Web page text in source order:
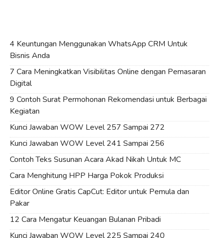
4 Keuntungan Menggunakan WhatsApp CRM Untuk
Bisnis Anda
7 Cara Meningkatkan Visibilitas Online dengan Pemasaran
Digital
9 Contoh Surat Permohonan Rekomendasi untuk Berbagai
Kegiatan
Kunci Jawaban WOW Level 257 Sampai 272
Kunci Jawaban WOW Level 241 Sampai 256
Contoh Teks Susunan Acara Akad Nikah Untuk MC
Cara Menghitung HPP Harga Pokok Produksi
Editor Online Gratis CapCut: Editor untuk Pemula dan
Pakar
12 Cara Mengatur Keuangan Bulanan Pribadi
Kunci Jawaban WOW Level 225 Sampai 240